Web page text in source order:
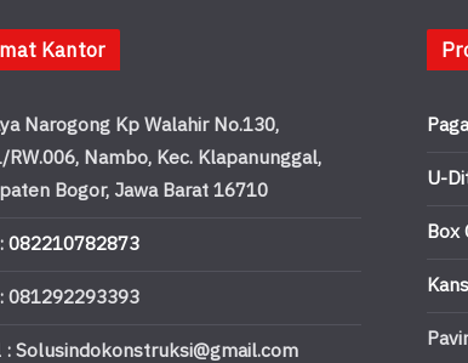
Kantor
Narogong Kp Walahir No.130,
RW.006, Nambo, Kec. Klapanunggal,
Bogor, Jawa Barat 16710
082210782873
081292293393
: Solusindokonstruksi@gmail.com
U-
Box